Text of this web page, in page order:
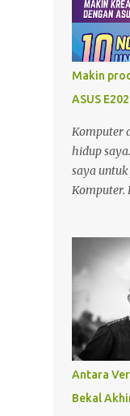
charger
ditengah
minjam
tahu
Makin
ASUS E202
Komputer
hidup
saya
Komputer.
dengan
seorang
komputer
mengolah
social
External,
Antara
Bekal